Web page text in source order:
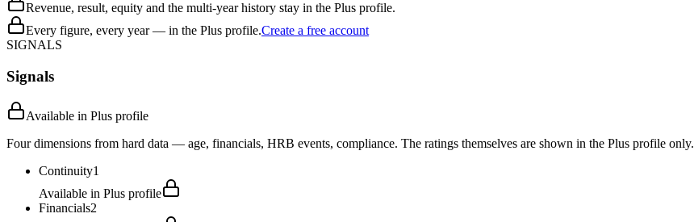
Revenue, result, equity and the multi-year history stay in the Plus profile.
Every figure, every year — in the Plus profile.Create a free account
SIGNALS
Signals
Available in Plus profile
Four dimensions from hard data — age, financials, HRB events, compliance. The ratings themselves are shown in the Plus profile only.
Continuity1
Available in Plus profile
Financials2